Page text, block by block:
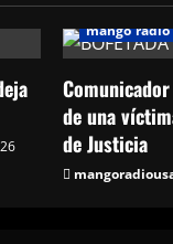
mango radio
de una
de Justicia